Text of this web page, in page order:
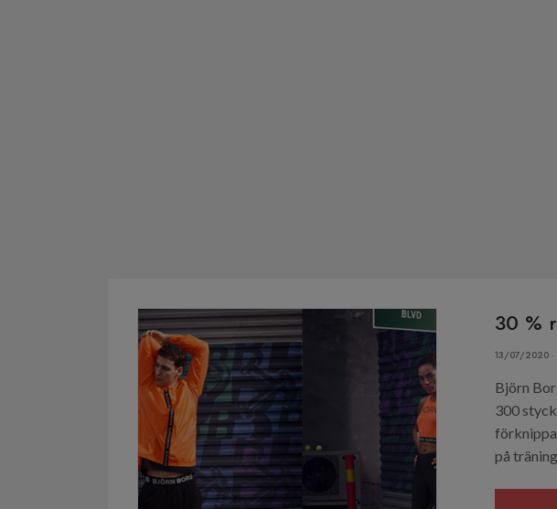
30 %
13/07/2020 ·
Björn
300
på